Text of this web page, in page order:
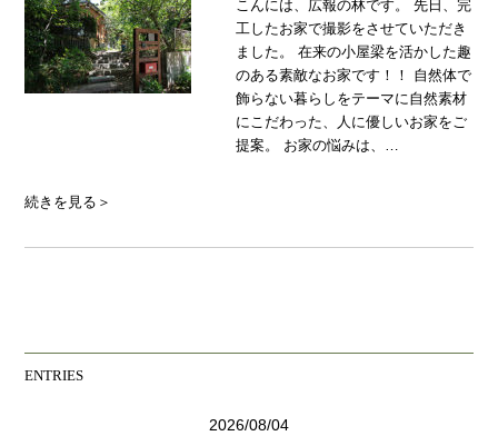
こんには、広報の林です。 先日、完
工したお家で撮影をさせていただき
ました。 在来の小屋梁を活かした趣
のある素敵なお家です！！ 自然体で
飾らない暮らしをテーマに自然素材
にこだわった、人に優しいお家をご
提案。 お家の悩みは、…
続きを見る＞
ENTRIES
2026/08/04